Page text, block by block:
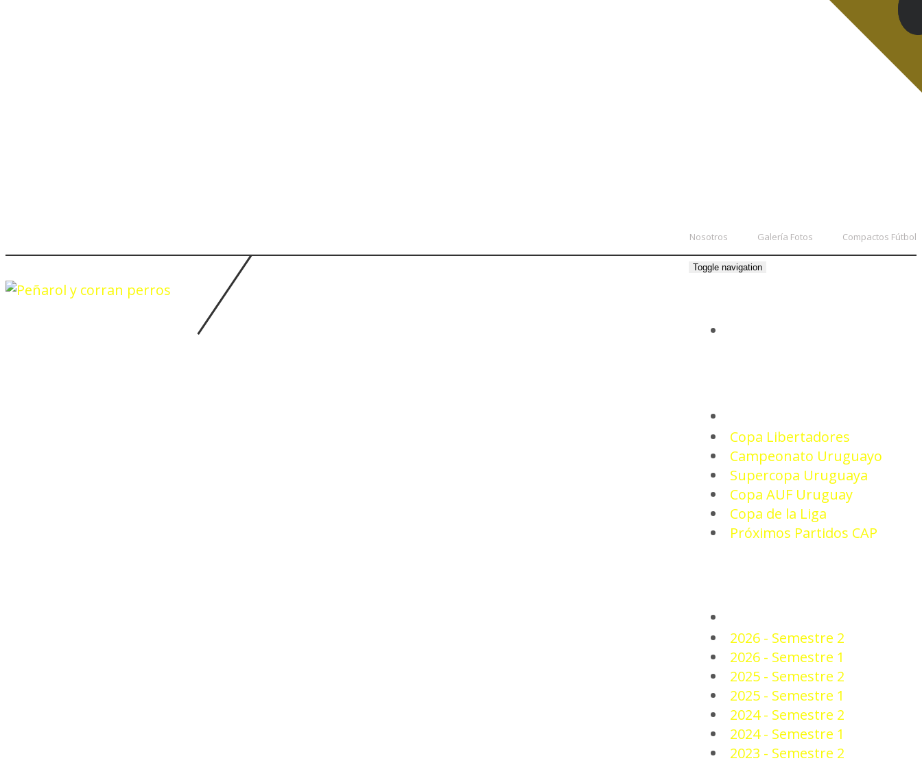
Nosotros Galería Fotos Compactos Fútbol
Toggle navigation
Copa Libertadores
Campeonato Uruguayo
Supercopa Uruguaya
Copa AUF Uruguay
Copa de la Liga
Próximos Partidos CAP
2026 - Semestre 2
2026 - Semestre 1
2025 - Semestre 2
2025 - Semestre 1
2024 - Semestre 2
2024 - Semestre 1
2023 - Semestre 2